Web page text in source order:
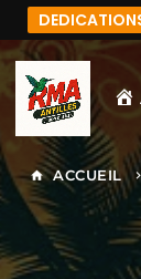
RMA
home ACCUEIL keyboard_arrow_right